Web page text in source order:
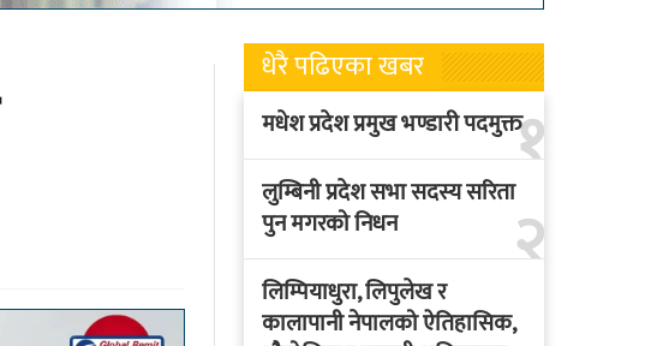
धेरै पढिएका खबर
१
मधेश प्रदेश प्रमुख भण्डारी पदमुक्त
२
लुम्बिनी प्रदेश सभा सदस्य सरिता
पुन मगरको निधन
लिम्पियाधुरा, लिपुलेख र
कालापानी नेपालको ऐतिहासिक,